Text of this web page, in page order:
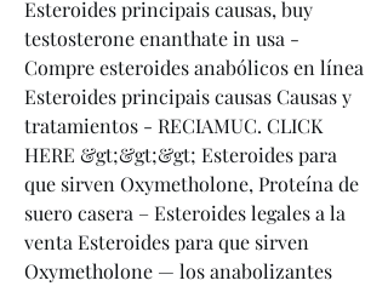
Esteroides principais causas, buy
testosterone enanthate in usa -
Compre esteroides anabólicos en línea
Esteroides principais causas Causas y
tratamientos - RECIAMUC. CLICK
HERE &gt;&gt;&gt; Esteroides para
que sirven Oxymetholone, Proteína de
suero casera – Esteroides legales a la
venta Esteroides para que sirven
Oxymetholone — los anabolizantes